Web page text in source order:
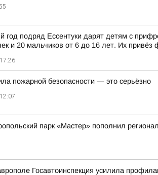
год подряд Ессентуки дарят детям с
и 20 мальчиков от 6 до 16 лет. Их привёз
17:26
пожарной безопасности — это серьёзно
12:07
парк «Мастер» пополнил
Госавтоинспекция усилила